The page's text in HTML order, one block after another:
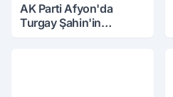
AK Parti Afyon'da
Turgay Şahin'in